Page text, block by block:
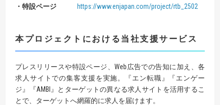
・特設ページ
https://www.enjapan.com/project/rtb_2502
本プロジェクトにおける当社支援サービス
プレスリリースや特設ページ、Web広告での告知に加え、各
求人サイトでの集客支援を実施。『エン転職』『エンゲー
ジ』『AMBI』とターゲットの異なる求人サイトを活用するこ
とで、ターゲットへ網羅的に求人を届けます。